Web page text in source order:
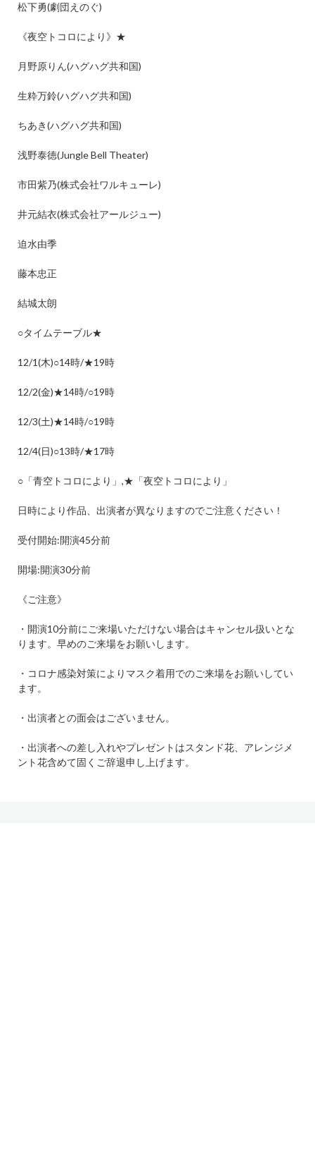
松下勇(劇団えのぐ)
《夜空トコロにより》 ★
月野原りん(ハグハグ共和国)
生粋万鈴(ハグハグ共和国)
ちあき(ハグハグ共和国)
浅野泰徳(Jungle Bell Theater)
市田紫乃(株式会社ワルキューレ)
井元結衣(株式会社アールジュー)
迫水由季
藤本忠正
結城太朗
○タイムテーブル★
12/1(木)○14時/★19時
12/2(金)★14時/○19時
12/3(土)★14時/○19時
12/4(日)○13時/★17時
○ 「青空トコロにより」 ,★ 「夜空トコロにより」
日時により作品、出演者が異なりますのでご注意ください！
受付開始:開演45分前
開場:開演30分前
《ご注意》
・開演10分前にご来場いただけない場合はキャンセル扱いとな
ります。早めのご来場をお願いします。
・コロナ感染対策によりマスク着用でのご来場をお願いしてい
ます。
・出演者との面会はございません。
・出演者への差し入れやプレゼントはスタンド花、アレンジメ
ント花含めて固くご辞退申し上げます。